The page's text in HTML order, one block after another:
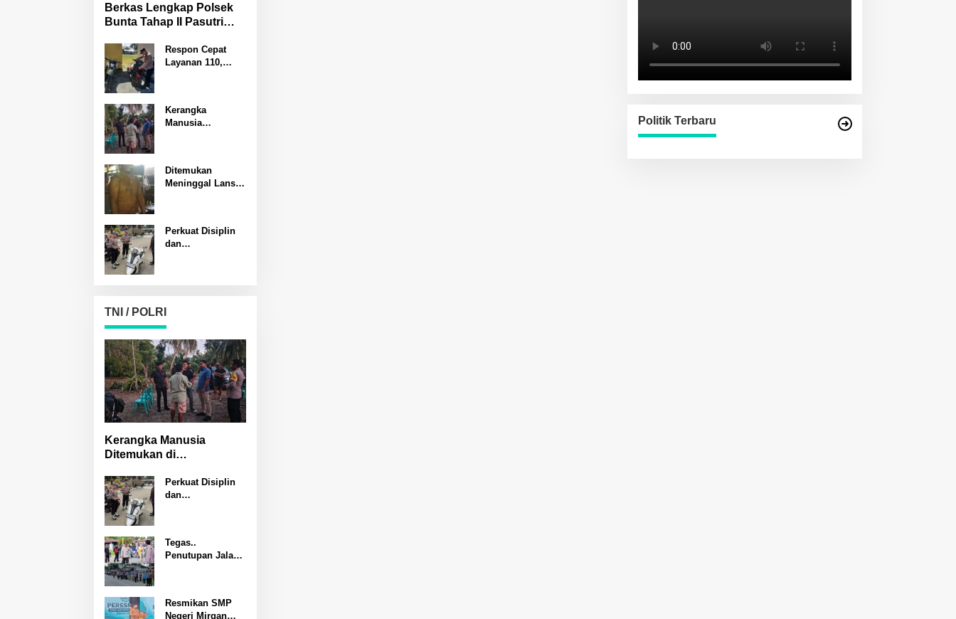
Berkas Lengkap Polsek
Bunta Tahap II Pasutri
Serahkan ke Kejari
Banggai
Respon Cepat
Layanan 110,
Lintas di Lobu
Kerangka
Manusia
Selidiki Penyebab
Kematian
Ditemukan
Meninggal Lansia
TKP
Perkuat Disiplin
dan
di Polresta
TNI / POLRI
Kerangka Manusia
Ditemukan di
Polisi Selidiki Penyebab
Kematian
Perkuat Disiplin
dan
Gelar Gaktibplin
di Polresta
Tegas..
Penutupan Jalan
Pimpin
Resmikan SMP
Negeri Mirqan
Politik Terbaru